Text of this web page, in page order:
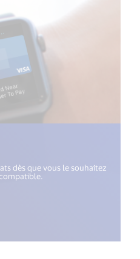
dès que vous le souhaitez